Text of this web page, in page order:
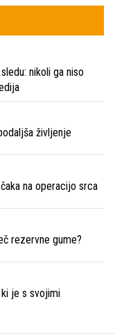
nikoli ga niso
življenje
na operacijo srca
rezervne gume?
ki je s svojimi